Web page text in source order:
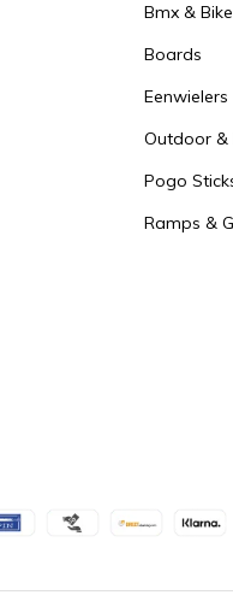
Bmx &
Boards
Eenwielers
Outdoor &
Pogo
Ramps &